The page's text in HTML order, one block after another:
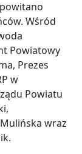
Wśród
Powiatowy
Prezes
w
Powiatu
wraz